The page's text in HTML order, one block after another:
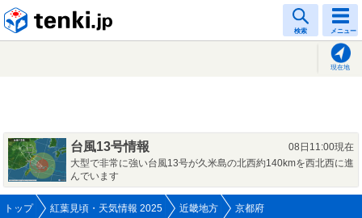
検索 メニュー
現在地
台風13号情報
08日11:00現在
大型で非常に強い台風13号が久米島の北西約140kmを西北西に進
んでいます
トップ 紅葉見頃・天気情報 2025 近畿地方 京都府